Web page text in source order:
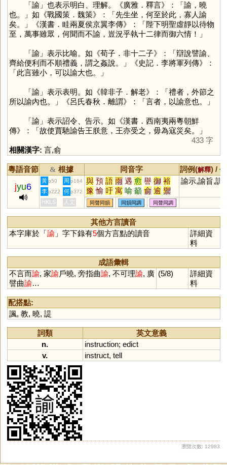
「諭」也表示明白、理解。《廣雅．釋言》：「諭，曉
也。」如《戰國策．魏策》：「先生坐，何至於此，寡人諭
矣。」《漢書．眭兩夏侯京翼李傳》：「陛下明聖虛靜以待物
至，萬事雖眾，何聞而不諭，豈況乎執十二律而御六情！」
「諭」表示比喻。如《荀子．非十二子》：「辯說譬諭、
齊給便利而不順禮義，謂之姦說。」《史記．李將軍列傳》：
「此言雖小，可以諭大也。」
「諭」表示表明。如《韓非子．解老》：「禮者，外節之
所以諭內也。」《呂氏春秋．離謂》：「言者，以諭意也。」
「諭」表示詔令、告示。如《漢書．西南夷兩粵朝鮮
傳》：「故使賈馳諭告王朕意，王亦受之，毋為寇災矣。」
433 字
相關漢字: 言,俞
粵語音節 & 根據 同音字 詞例(解釋) /
jyu6
黃 p50 周 p164 與 預 語 雨 遇 愈 譽 御 裕
豫 愉 吁 寓 喻 籲 俞 逾 禦
禺 峪 隅 馭 澦 茹 孺 銣 覦
洳 窬 踰 藇 蕷 与 悆 瘉 蓹
翑 癒 礜
諭示,諭旨,訓
李 p222 何 p372
HKLS 人文 同聲同韻 同韻同調 同聲同調
其他方言讀音
本字庫於「諭」字下錄有5個方言點的讀音
詳細資
料
成語彙輯
不言而諭, 家諭戶曉, 旁指曲諭, 不可理諭, 廣
譬曲諭…
(5/8)
詳細資
料
配搭點:
諷, 教, 曉, 諟
詞類
英文意義
n.
instruction; edict
v.
instruct, tell
瀏覽次數: 12983